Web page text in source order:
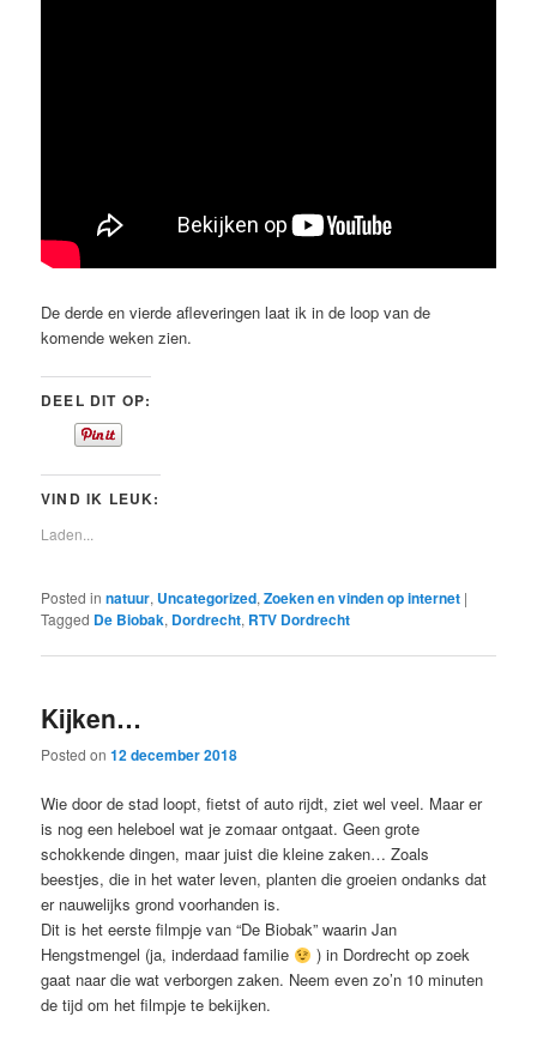
De derde en vierde afleveringen laat ik in de loop van de
komende weken zien.
DEEL DIT OP:
VIND IK LEUK:
Laden...
Posted in natuur, Uncategorized,Zoeken en vinden op internet |
Tagged De Biobak, Dordrecht, RTV Dordrecht
Kijken…
Posted on12 december 2018
Wie door de stad loopt, fietst of auto rijdt, ziet wel veel. Maar er
is nog een heleboel wat je zomaar ontgaat. Geen grote
schokkende dingen, maar juist die kleine zaken… Zoals
beestjes, die in het water leven, planten die groeien ondanks dat
er nauwelijks grond voorhanden is.
Dit is het eerste filmpje van “De Biobak” waarin Jan
Hengstmengel (ja, inderdaad familie
) in Dordrecht op zoek
gaat naar die wat verborgen zaken. Neem even zo’n 10 minuten
de tijd om het filmpje te bekijken.